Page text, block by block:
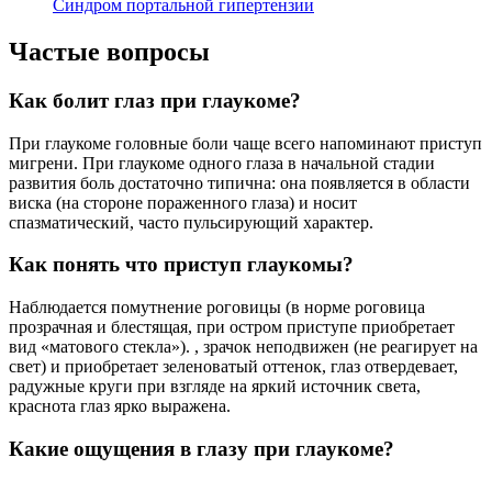
Синдром портальной гипертензии
Частые вопросы
Как болит глаз при глаукоме?
При глаукоме головные боли чаще всего напоминают приступ
мигрени. При глаукоме одного глаза в начальной стадии
развития боль достаточно типична: она появляется в области
виска (на стороне пораженного глаза) и носит
спазматический, часто пульсирующий характер.
Как понять что приступ глаукомы?
Наблюдается помутнение роговицы (в норме роговица
прозрачная и блестящая, при остром приступе приобретает
вид «матового стекла»). , зрачок неподвижен (не реагирует на
свет) и приобретает зеленоватый оттенок, глаз отвердевает,
радужные круги при взгляде на яркий источник света,
краснота глаз ярко выражена.
Какие ощущения в глазу при глаукоме?